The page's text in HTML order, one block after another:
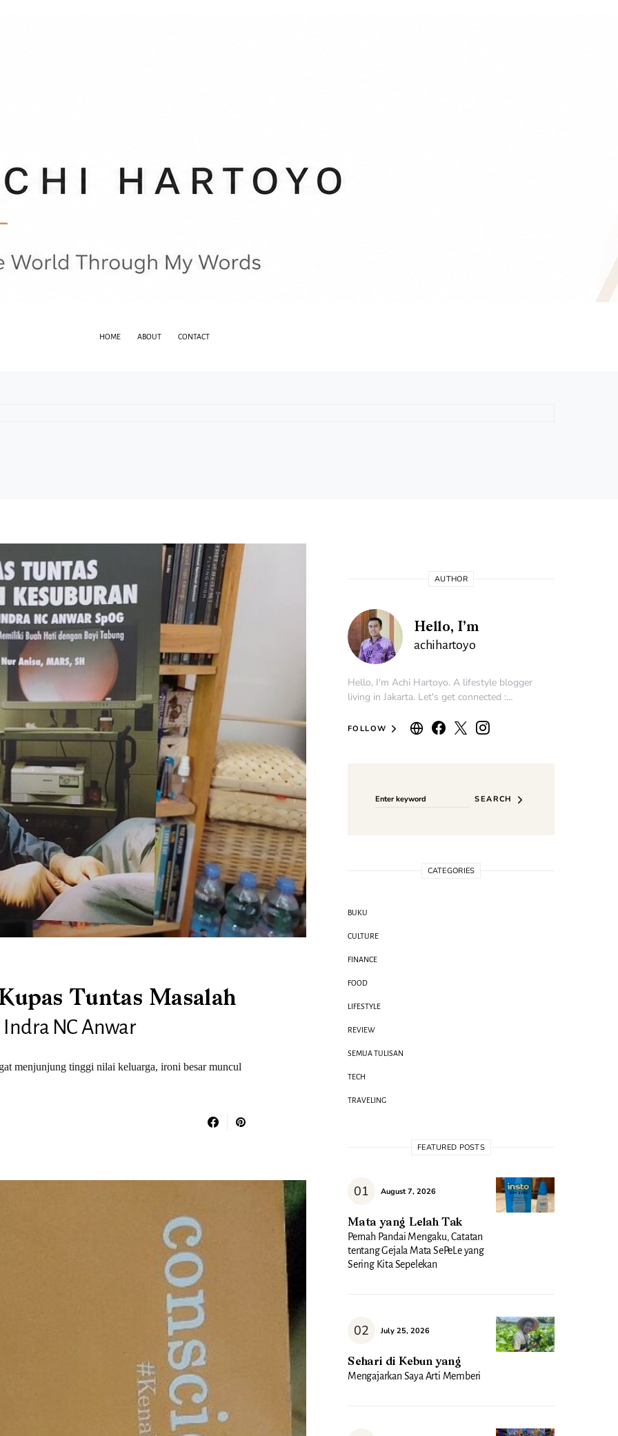
HOME ABOUT CONTACT
Tuntas Masalah
NC Anwar
menjunjung tinggi nilai keluarga, ironi besar muncul
AUTHOR
Hello, I’m
achihartoyo
Hello, I'm Achi Hartoyo. A lifestyle blogger
living in Jakarta. Let's get connected :…
FOLLOW
SEARCH
CATEGORIES
BUKU
CULTURE
FINANCE
FOOD
LIFESTYLE
REVIEW
SEMUA TULISAN
TECH
TRAVELING
FEATURED POSTS
August 7, 2026
Mata yang Lelah Tak
Pernah Pandai Mengaku, Catatan
tentang Gejala Mata SePeLe yang
Sering Kita Sepelekan
July 25, 2026
Sehari di Kebun yang
Mengajarkan Saya Arti Memberi